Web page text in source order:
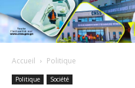
Accueil Politique
Politique Société